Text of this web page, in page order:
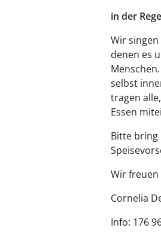
in der
Wir
denen es
selbst
tragen
Essen
Bitte bring
Wir freuen
Cornelia
Info: 176